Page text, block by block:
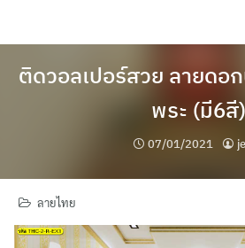
ติดวอลเปอร์สวย ลายดอ
พระ (มี6สี)
07/01/2021
ลายไทย